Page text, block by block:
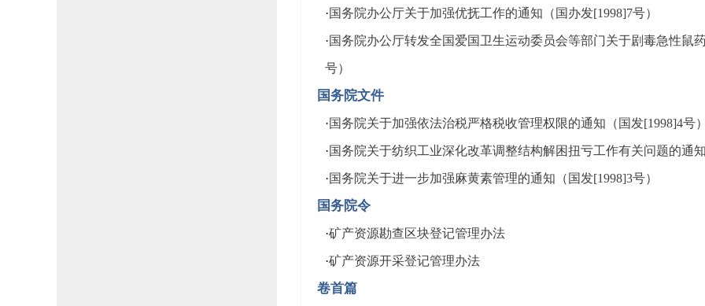
·国务院办公厅关于加强优抚工作的通知（国办发[1998]7号）
·国务院办公厅转发全国爱国卫生运动委员会等部门关于剧毒急性鼠
号）
国务院文件
·国务院关于加强依法治税严格税收管理权限的通知（国发[1998]4号
·国务院关于纺织工业深化改革调整结构解困扭亏工作有关问题的通
·国务院关于进一步加强麻黄素管理的通知（国发[1998]3号）
国务院令
·矿产资源勘查区块登记管理办法
·矿产资源开采登记管理办法
卷首篇